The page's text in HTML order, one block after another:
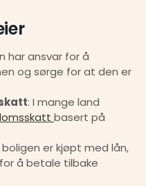
har ansvar for å
og sørge for at den er
: I mange land
basert på
boligen er kjøpt med lån,
å betale tilbake